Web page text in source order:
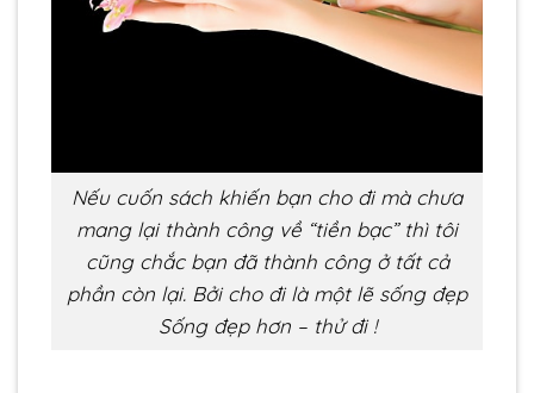
Nếu cuốn sách khiến bạn cho đi mà chưa
mang lại thành công về “tiền bạc” thì tôi
cũng chắc bạn đã thành công ở tất cả
phần còn lại. Bởi cho đi là một lẽ sống đẹp
Sống đẹp hơn – thử đi !